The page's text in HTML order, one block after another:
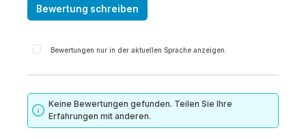
Bewertung schreiben
Bewertungen nur in der aktuellen Sprache anzeigen.
Keine Bewertungen gefunden. Teilen Sie Ihre
Erfahrungen mit anderen.